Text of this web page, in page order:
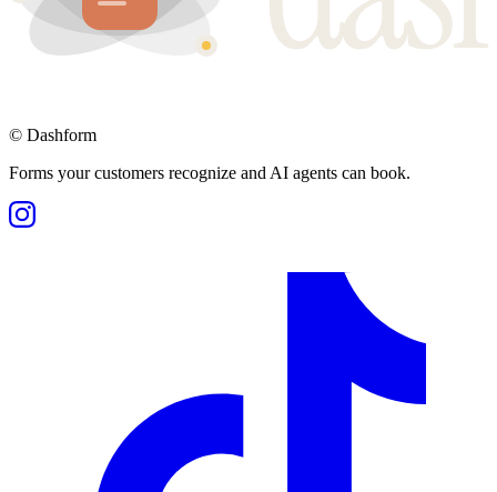
© Dashform
Forms your customers recognize and AI agents can book.